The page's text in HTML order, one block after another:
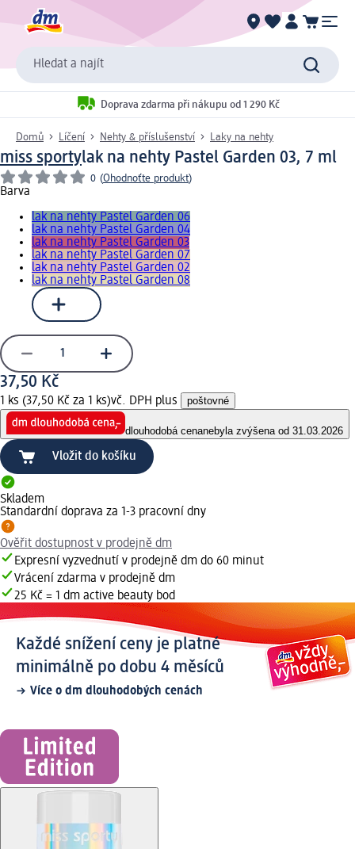
Hledat a najít
Doprava zdarma při nákupu od 1 290 Kč
Domů Líčení Nehty & příslušenství Laky na nehty
miss sportylak na nehty Pastel Garden 03, 7 ml
0 (Ohodnoťte produkt)
Barva
lak na nehty Pastel Garden 06
lak na nehty Pastel Garden 04
lak na nehty Pastel Garden 03
lak na nehty Pastel Garden 07
lak na nehty Pastel Garden 02
lak na nehty Pastel Garden 08
37,50 Kč
1 ks (37,50 Kč za 1 ks)vč. DPH plus poštovné
dlouhodobá cenanebyla zvýšena od 31.03.2026
Vložit do košíku
Skladem
Standardní doprava za 1-3 pracovní dny
Ověřit dostupnost v prodejně dm
Expresní vyzvednutí v prodejně dm do 60 minut
Vrácení zdarma v prodejně dm
25 Kč = 1 dm active beauty bod
Každé snížení ceny je platné
minimálně po dobu 4 měsíců
Více o dm dlouhodobých cenách